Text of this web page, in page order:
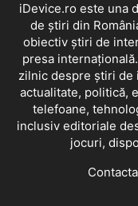
iDevice.ro este una
de știri din
obiectiv știri de
presa
zilnic despre știri de
actualitate, politică,
telefoane,
inclusiv editoriale
jocuri,